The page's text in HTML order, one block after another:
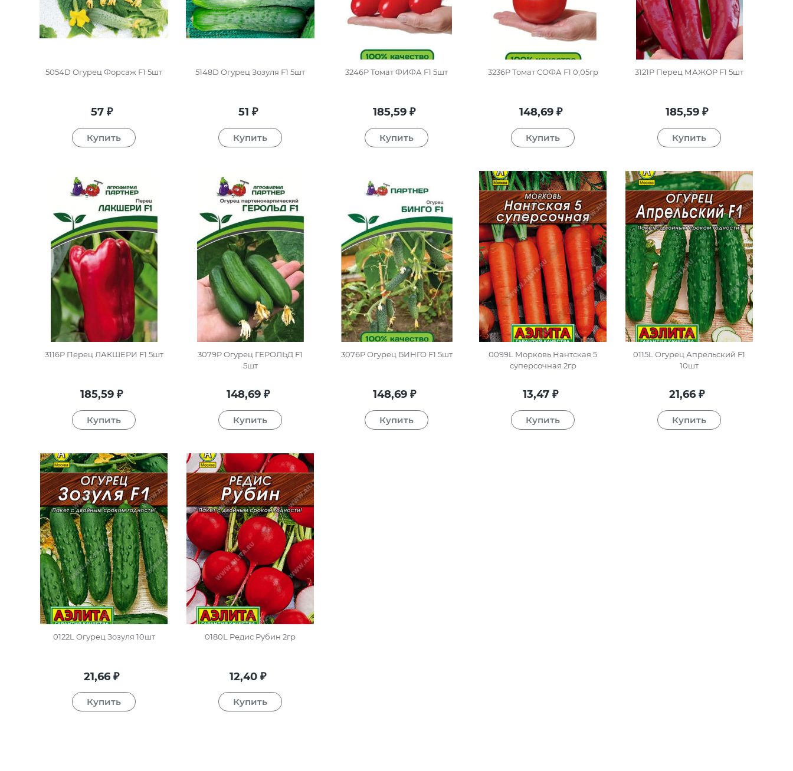
5054D Огурец Форсаж F1 5шт
57 ₽
5148D Огурец Зозуля F1 5шт
51 ₽
3246P Томат ФИФА F1 5шт
185,59 ₽
3236P Томат СОФА F1 0,05гр
148,69 ₽
3121P Перец МАЖОР F1 5шт
185,59 ₽
3116P Перец ЛАКШЕРИ F1 5шт
185,59 ₽
3079P Огурец ГЕРОЛЬД F1
5шт
148,69 ₽
3076P Огурец БИНГО F1 5шт
148,69 ₽
0099L Морковь Нантская 5
суперсочная 2гр
13,47 ₽
0115L Огурец Апрельский F1
10шт
21,66 ₽
0122L Огурец Зозуля 10шт
21,66 ₽
0180L Редис Рубин 2гр
12,40 ₽